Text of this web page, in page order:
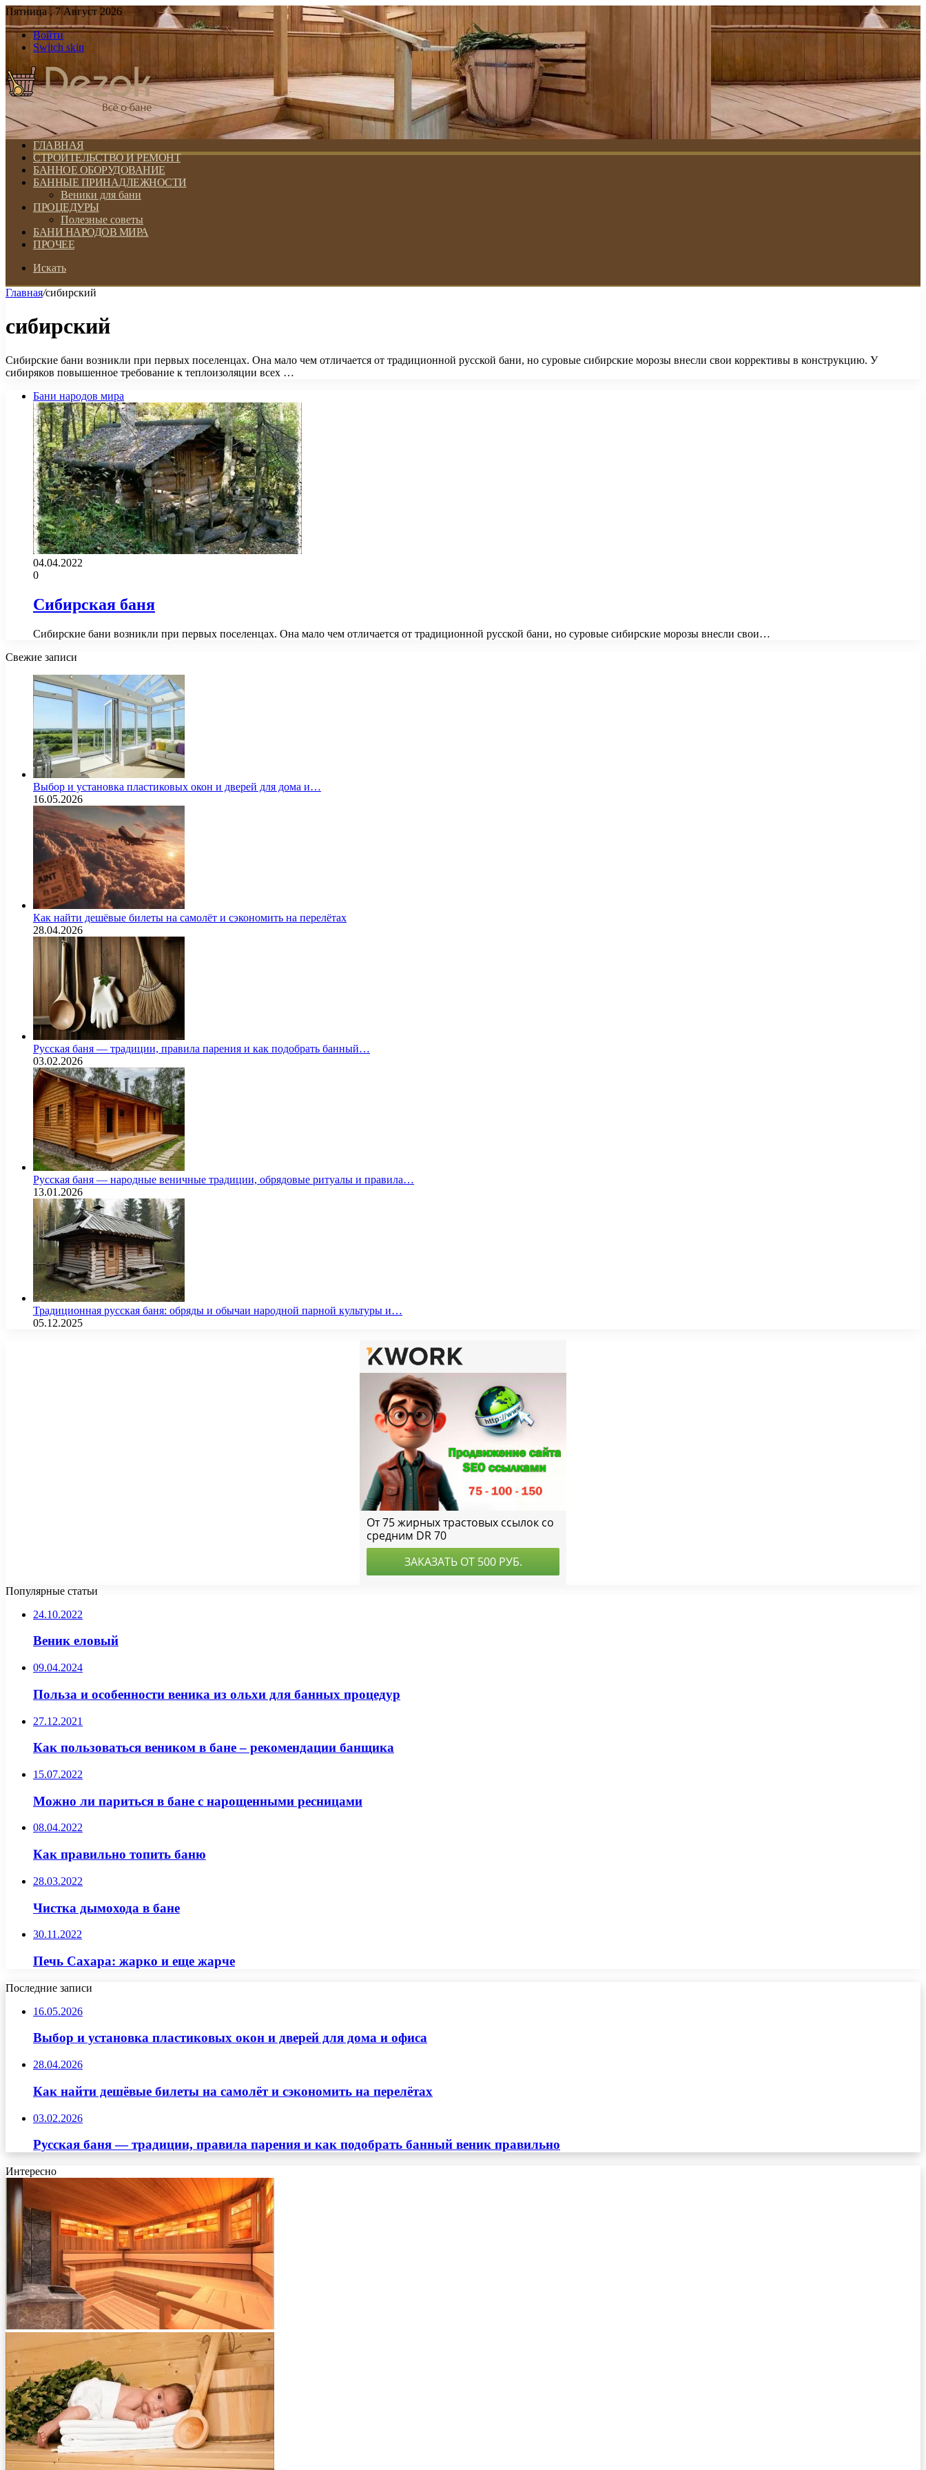
Пятница , 7 Август 2026
Войти
Switch skin
ГЛАВНАЯ
СТРОИТЕЛЬСТВО И РЕМОНТ
БАННОЕ ОБОРУДОВАНИЕ
БАННЫЕ ПРИНАДЛЕЖНОСТИ
Веники для бани
ПРОЦЕДУРЫ
Полезные советы
БАНИ НАРОДОВ МИРА
ПРОЧЕЕ
Искать
Главная/сибирский
сибирский
Сибирские бани возникли при первых поселенцах. Она мало чем отличается от традиционной русской бани, но суровые сибирские морозы внесли свои коррективы в конструкцию. У
сибиряков повышенное требование к теплоизоляции всех …
Бани народов мира
04.04.2022
0
Сибирская баня
Сибирские бани возникли при первых поселенцах. Она мало чем отличается от традиционной русской бани, но суровые сибирские морозы внесли свои…
Свежие записи
Выбор и установка пластиковых окон и дверей для дома и…
16.05.2026
Как найти дешёвые билеты на самолёт и сэкономить на перелётах
28.04.2026
Русская баня — традиции, правила парения и как подобрать банный…
03.02.2026
Русская баня — народные веничные традиции, обрядовые ритуалы и правила…
13.01.2026
Традиционная русская баня: обряды и обычаи народной парной культуры и…
05.12.2025
Популярные статьи
24.10.2022
Веник еловый
09.04.2024
Польза и особенности веника из ольхи для банных процедур
27.12.2021
Как пользоваться веником в бане – рекомендации банщика
15.07.2022
Можно ли париться в бане с нарощенными ресницами
08.04.2022
Как правильно топить баню
28.03.2022
Чистка дымохода в бане
30.11.2022
Печь Сахара: жарко и еще жарче
Последние записи
16.05.2026
Выбор и установка пластиковых окон и дверей для дома и офиса
28.04.2026
Как найти дешёвые билеты на самолёт и сэкономить на перелётах
03.02.2026
Русская баня — традиции, правила парения и как подобрать банный веник правильно
Интересно